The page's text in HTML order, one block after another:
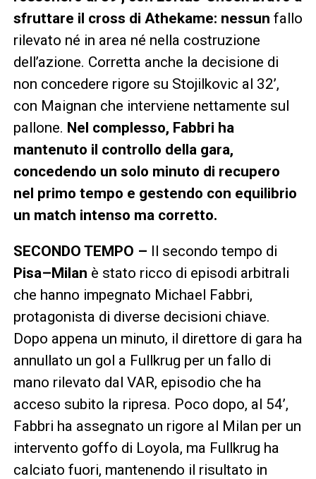
sfruttare il cross di Athekame: nessun fallo
rilevato né in area né nella costruzione
dell’azione. Corretta anche la decisione di
non concedere rigore su Stojilkovic al 32’,
con Maignan che interviene nettamente sul
pallone. Nel complesso, Fabbri ha
mantenuto il controllo della gara,
concedendo un solo minuto di recupero
nel primo tempo e gestendo con equilibrio
un match intenso ma corretto.
SECONDO TEMPO – Il secondo tempo di
Pisa–Milan è stato ricco di episodi arbitrali
che hanno impegnato Michael Fabbri,
protagonista di diverse decisioni chiave.
Dopo appena un minuto, il direttore di gara ha
annullato un gol a Fullkrug per un fallo di
mano rilevato dal VAR, episodio che ha
acceso subito la ripresa. Poco dopo, al 54’,
Fabbri ha assegnato un rigore al Milan per un
intervento goffo di Loyola, ma Fullkrug ha
calciato fuori, mantenendo il risultato in